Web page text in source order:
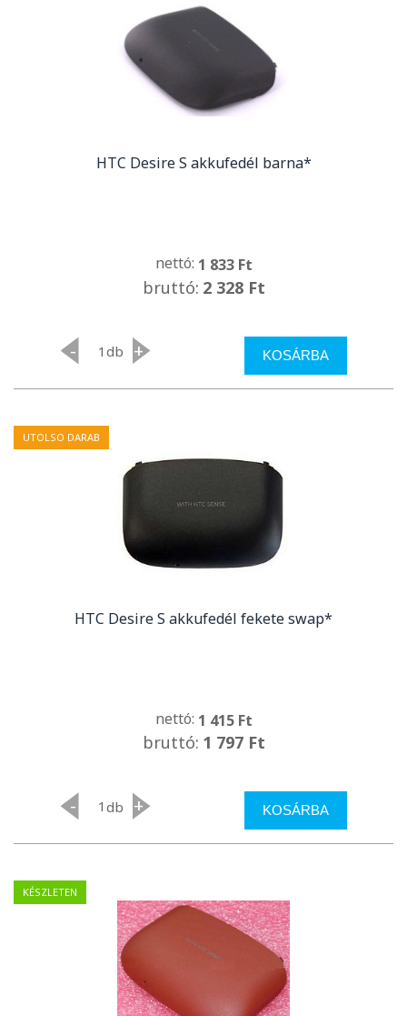
HTC Desire S akkufedél barna*
nettó: 1 833 Ft
bruttó: 2 328 Ft
- db + KOSÁRBA
UTOLSO DARAB
HTC Desire S akkufedél fekete swap*
nettó: 1 415 Ft
bruttó: 1 797 Ft
- db + KOSÁRBA
KÉSZLETEN